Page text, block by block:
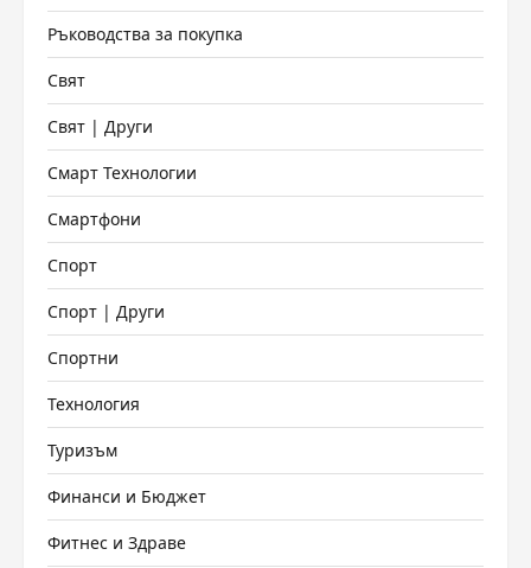
Ръководства за покупка
Свят
Свят | Други
Смарт Технологии
Смартфони
Спорт
Спорт | Други
Спортни
Технология
Туризъм
Финанси и Бюджет
Фитнес и Здраве